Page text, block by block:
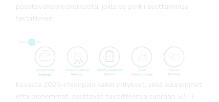
päästövähennyskeinoista, joilla se pyrkii asettamiinsa
tavoitteisiin.
Kesästä 2025 eteenpäin kaikki yritykset, sekä suuremmat
että pienemmät, asettavat tavoitteensa suoraan SBTi-